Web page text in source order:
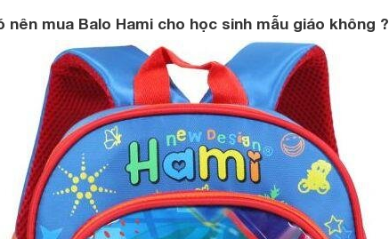
nên mua Balo Hami cho học sinh mẫu giáo không ?